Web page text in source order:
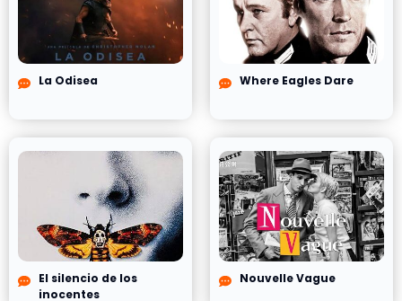
La Odisea Where Eagles Dare
El silencio de los
inocentes
Nouvelle Vague